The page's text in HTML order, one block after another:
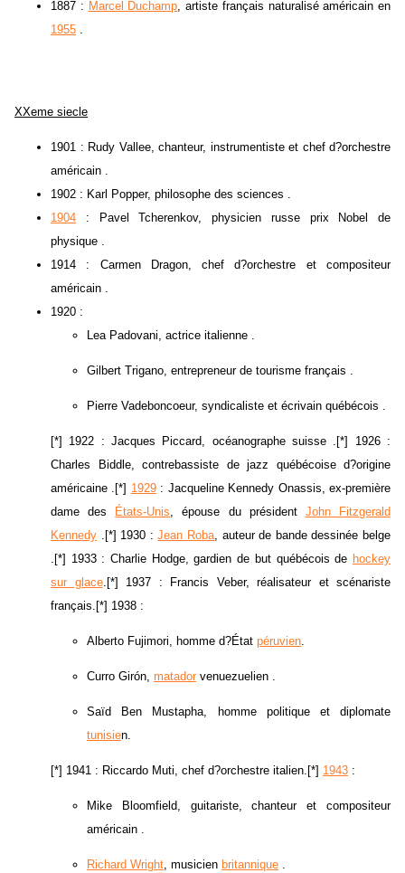
1887 : Marcel Duchamp, artiste français naturalisé américain en
1955 .
XXeme siecle
1901 : Rudy Vallee, chanteur, instrumentiste et chef d?orchestre
américain .
1902 : Karl Popper, philosophe des sciences .
1904 : Pavel Tcherenkov, physicien russe prix Nobel de
physique .
1914 : Carmen Dragon, chef d?orchestre et compositeur
américain .
1920 :
Lea Padovani, actrice italienne .
Gilbert Trigano, entrepreneur de tourisme français .
Pierre Vadeboncoeur, syndicaliste et écrivain québécois .
[*] 1922 : Jacques Piccard, océanographe suisse .[*] 1926 :
Charles Biddle, contrebassiste de jazz québécoise d?origine
américaine .[*] 1929: Jacqueline Kennedy Onassis, ex-première
dame des
États-Unis, épouse du président John Fitzgerald
Kennedy .[*] 1930 :Jean Roba, auteur de bande dessinée belge
.[*] 1933 : Charlie Hodge, gardien de but québécois de hockey
sur glace.[*] 1937 : Francis Veber, réalisateur et scénariste
français.[*] 1938 :
Alberto Fujimori, homme d?État péruvien.
Curro Girón, matador venuezuelien .
Saïd Ben Mustapha, homme politique et diplomate
tunisien.
[*] 1941 : Riccardo Muti, chef d?orchestre italien.[*] 1943 :
Mike Bloomfield, guitariste, chanteur et compositeur
américain .
Richard Wright, musicien britannique .